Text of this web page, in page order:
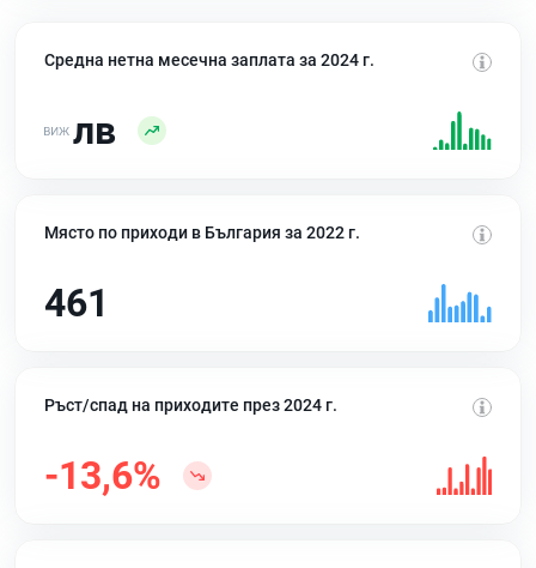
Средна нетна месечна заплата за 2024 г.
лв
Място по приходи в България за 2022 г.
461
Ръст/спад на приходите през 2024 г.
-13,6%